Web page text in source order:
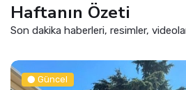
Haftanın Özeti
Son dakika haberleri, resimler,
Siyaset